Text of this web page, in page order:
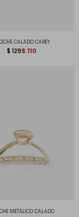
CALADO CAREY
$ 129$ 110
METÁLICO CALADO